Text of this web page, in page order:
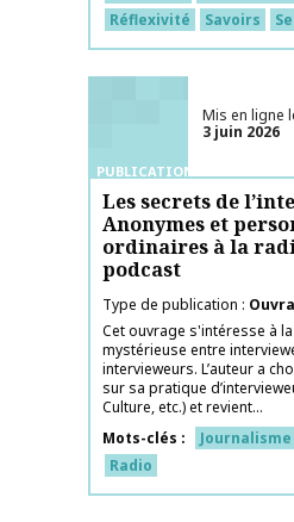
Réflexivité
Savoirs
PUBLICATIONS
Mis en ligne
3 juin 2026
Les secrets de
Anonymes et
ordinaires à la
podcast
Type de publication
Cet ouvrage s'intéresse à
mystérieuse entre
intervieweurs. L’auteur a
sur sa pratique
Culture, etc.) et revient...
Mots-clés
Journalisme
Radio